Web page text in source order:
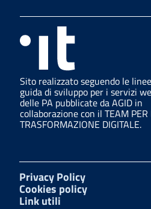
Sito realizzato seguendo le linee
guida di sviluppo per i servizi
delle PA pubblicate da AGID in
collaborazione con il TEAM PER
TRASFORMAZIONE DIGITALE.
Privacy Policy
Cookies policy
Link utili